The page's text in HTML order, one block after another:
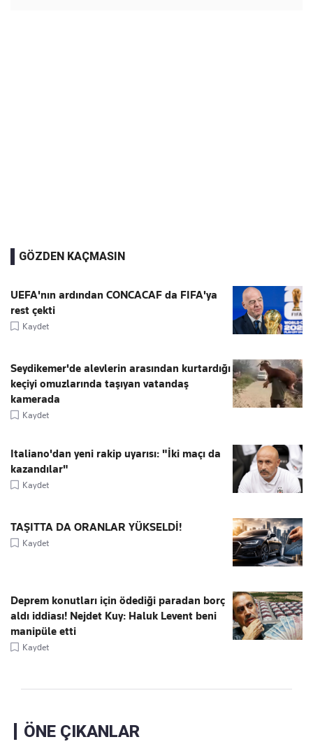
GÖZDEN KAÇMASIN
UEFA'nın ardından CONCACAF da FIFA'ya
rest çekti
Kaydet
Seydikemer'de alevlerin arasından kurtardığı
keçiyi omuzlarında taşıyan vatandaş
kamerada
Kaydet
Italiano'dan yeni rakip uyarısı: "İki maçı da
kazandılar"
Kaydet
TAŞITTA DA ORANLAR YÜKSELDİ!
Kaydet
Deprem konutları için ödediği paradan borç
aldı iddiası! Nejdet Kuy: Haluk Levent beni
manipüle etti
Kaydet
ÖNE ÇIKANLAR